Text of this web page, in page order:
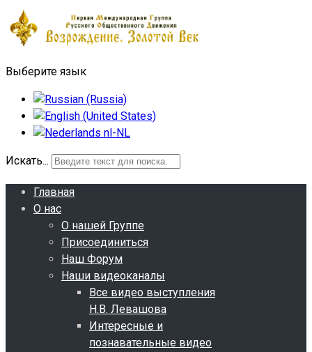
Выберите язык
Искать...
Главная
О нас
О нашей Группе
Присоединиться
Наш Форум
Наши видеоканалы
Все видео выступления
Н.В. Левашова
Интересные и
познавательные видео